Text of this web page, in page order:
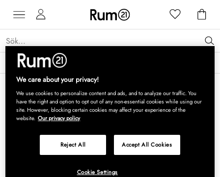
Få 15 % rabatt på Grythyttan Stålmöbler* →
We care about your privacy!
We use cookies to personalize content and ads, and to analyze our traffic. You
have the right and option to opt out of any non-essential cookies while using our
site. However, blocking certain cookies may affect your experience of the
website. Our privacy policy
Reject All Accept All Cookies
Cookie Settings